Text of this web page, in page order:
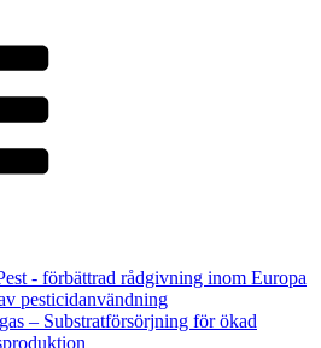
- förbättrad rådgivning inom Europa
pesticidanvändning
– Substratförsörjning för ökad